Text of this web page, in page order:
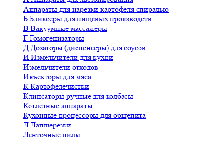
Аппараты для нарезки картофеля спиралью
Б Бликсеры для пищевых производств
В Вакуумные массажеры
Г Гомогенизаторы
Д Дозаторы (диспенсеры) для соусов
И Измельчители для кухни
Измельчители отходов
Инъекторы для мяса
К Картофелечистки
Клипсаторы ручные для колбасы
Котлетные аппараты
Кухонные процессоры для общепита
Л Лапшерезки
Ленточные пилы